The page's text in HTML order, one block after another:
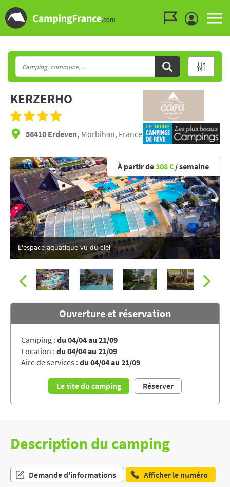
KERZERHO
56410 Erdeven, Morbihan, France
L'espace aquatique vu du ciel
Les toboggans du camping KERZERHO
À partir de308 € / semaine
Ouverture et réservation
Camping : du 04/04 au 21/09
Location : du 04/04 au 21/09
Aire de services : du 04/04 au 21/09
Le site du camping Réserver
Description du camping
Demande d'informations
Afficher le numéro